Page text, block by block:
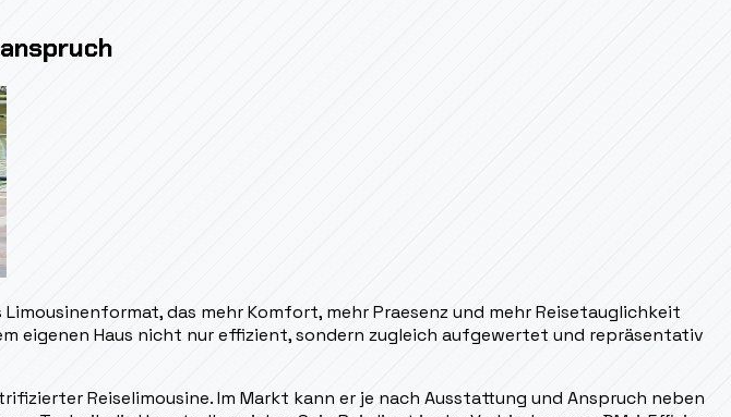
das mehr Komfort, mehr Praesenz und mehr Reisetauglichkeit
eigenen Haus nicht nur effizient, sondern zugleich aufgewertet und repräsentativ
Reiselimousine. Im Markt kann er je nach Ausstattung und Anspruch neben